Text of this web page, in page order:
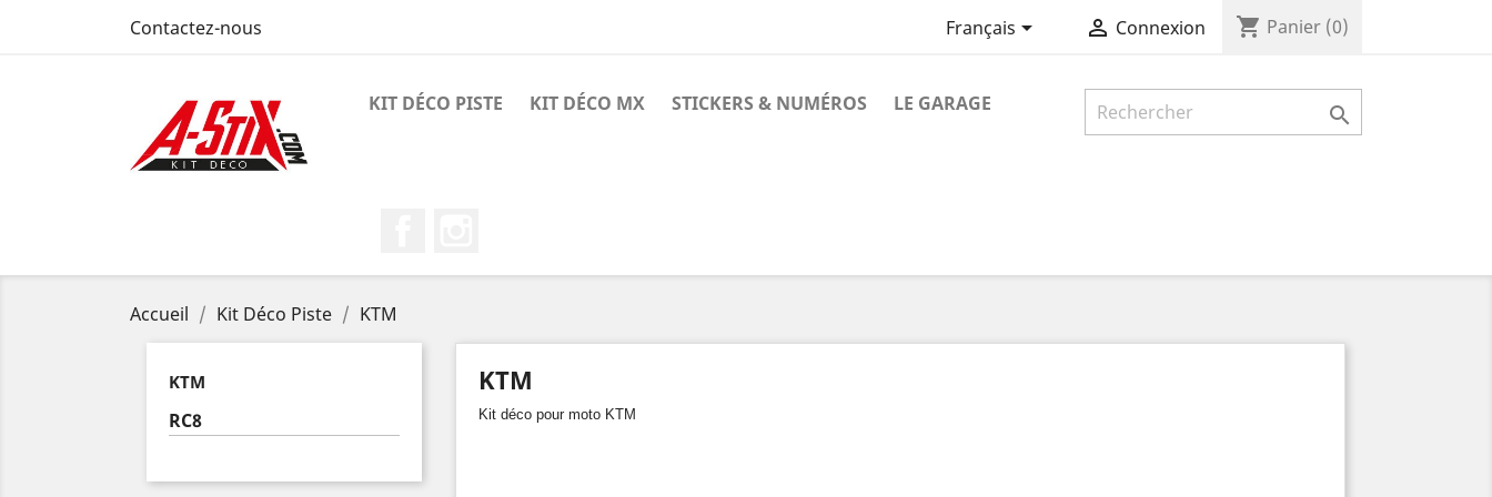
Contactez-nous Français  Connexion shopping_cart Panier (0)
KIT DÉCO PISTE KIT DÉCO MX STICKERS & NUMÉROS LE GARAGE 
Accueil Kit Déco Piste KTM
KTM
RC8
KTM
Kit déco pour moto KTM